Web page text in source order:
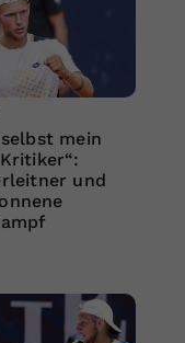
mein
und